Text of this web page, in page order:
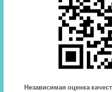
Независимая оценка